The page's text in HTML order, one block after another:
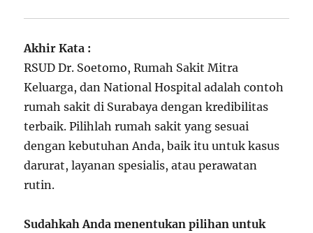
Akhir Kata :
RSUD Dr. Soetomo, Rumah Sakit Mitra
Keluarga, dan National Hospital adalah contoh
rumah sakit di Surabaya dengan kredibilitas
terbaik. Pilihlah rumah sakit yang sesuai
dengan kebutuhan Anda, baik itu untuk kasus
darurat, layanan spesialis, atau perawatan
rutin.
Sudahkah Anda menentukan pilihan untuk